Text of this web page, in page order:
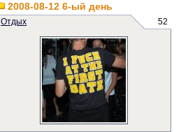
2008-08-12 6-ый день
Отдых 52